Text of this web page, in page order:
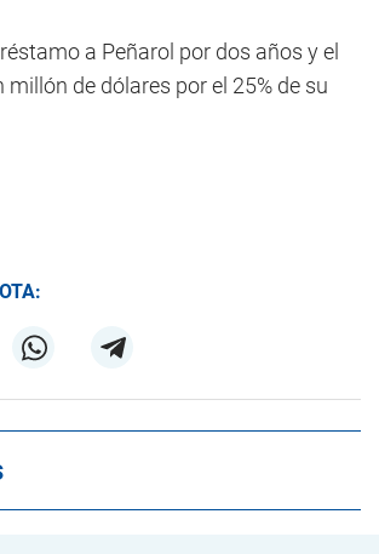
a Peñarol por dos años y el
de dólares por el 25% de su